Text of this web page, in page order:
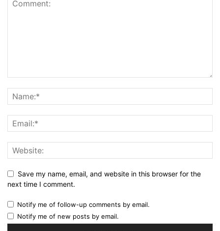
Save my name, email, and website in this browser for the
next time I comment.
Notify me of follow-up comments by email.
Notify me of new posts by email.